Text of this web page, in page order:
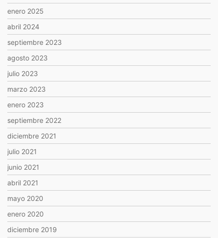
enero 2025
abril 2024
septiembre 2023
agosto 2023
julio 2023
marzo 2023
enero 2023
septiembre 2022
diciembre 2021
julio 2021
junio 2021
abril 2021
mayo 2020
enero 2020
diciembre 2019